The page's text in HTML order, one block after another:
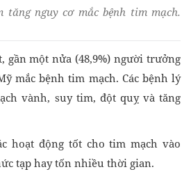
nguy cơ mắc bệnh tim mạch.
gần một nửa (48,9%) người trưởng
mắc bệnh tim mạch. Các bệnh lý
vành, suy tim, đột quỵ và tăng
hoạt động tốt cho tim mạch vào
tạp hay tốn nhiều thời gian.